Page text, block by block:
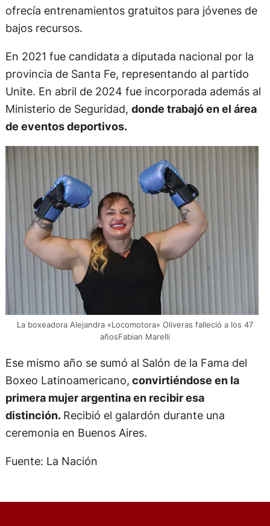
ofrecía entrenamientos gratuitos para jóvenes de
bajos recursos.
En 2021 fue candidata a diputada nacional por la
provincia de Santa Fe, representando al partido
Unite. En abril de 2024 fue incorporada además al
Ministerio de Seguridad, donde trabajó en el área
de eventos deportivos.
La boxeadora Alejandra «Locomotora» Oliveras falleció a los 47
añosFabian Marelli
Ese mismo año se sumó al Salón de la Fama del
Boxeo Latinoamericano, convirtiéndose en la
primera mujer argentina en recibir esa
distinción. Recibió el galardón durante una
ceremonia en Buenos Aires.
Fuente: La Nación